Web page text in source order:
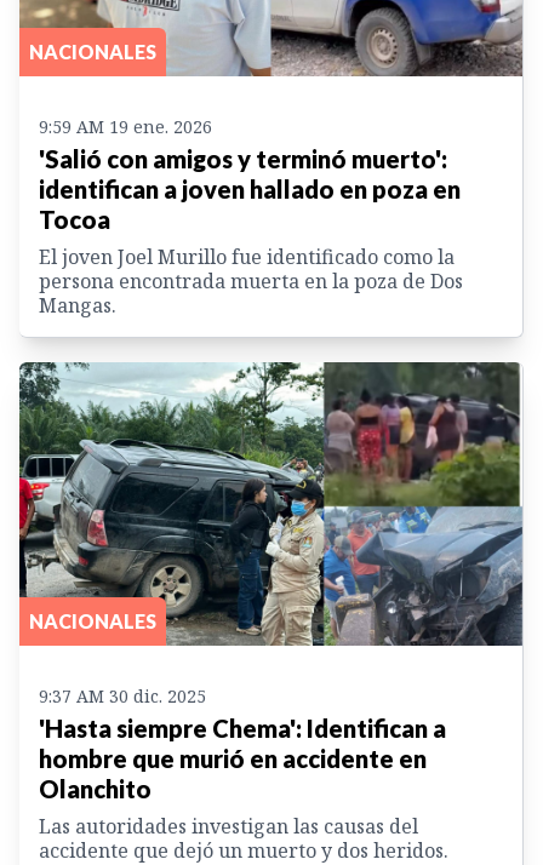
NACIONALES
9:59 AM 19 ene. 2026
'Salió con amigos y terminó muerto':
identifican a joven hallado en poza en
Tocoa
El joven Joel Murillo fue identificado como la
persona encontrada muerta en la poza de Dos
Mangas.
NACIONALES
9:37 AM 30 dic. 2025
'Hasta siempre Chema': Identifican a
hombre que murió en accidente en
Olanchito
Las autoridades investigan las causas del
accidente que dejó un muerto y dos heridos.